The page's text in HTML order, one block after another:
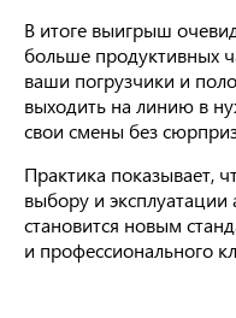
В итоге выигрыш
больше продуктивных
ваши погрузчики и
выходить на линию в
свои смены без
Практика показывает,
выбору и
становится новым
и профессионального